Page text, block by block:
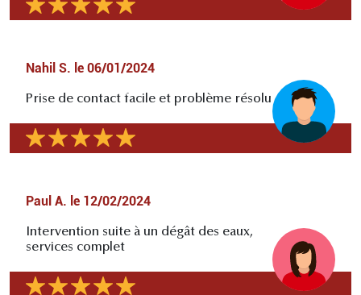
Nahil S. le 06/01/2024
Prise de contact facile et problème résolu
Paul A. le 12/02/2024
Intervention suite à un dégât des eaux,
services complet